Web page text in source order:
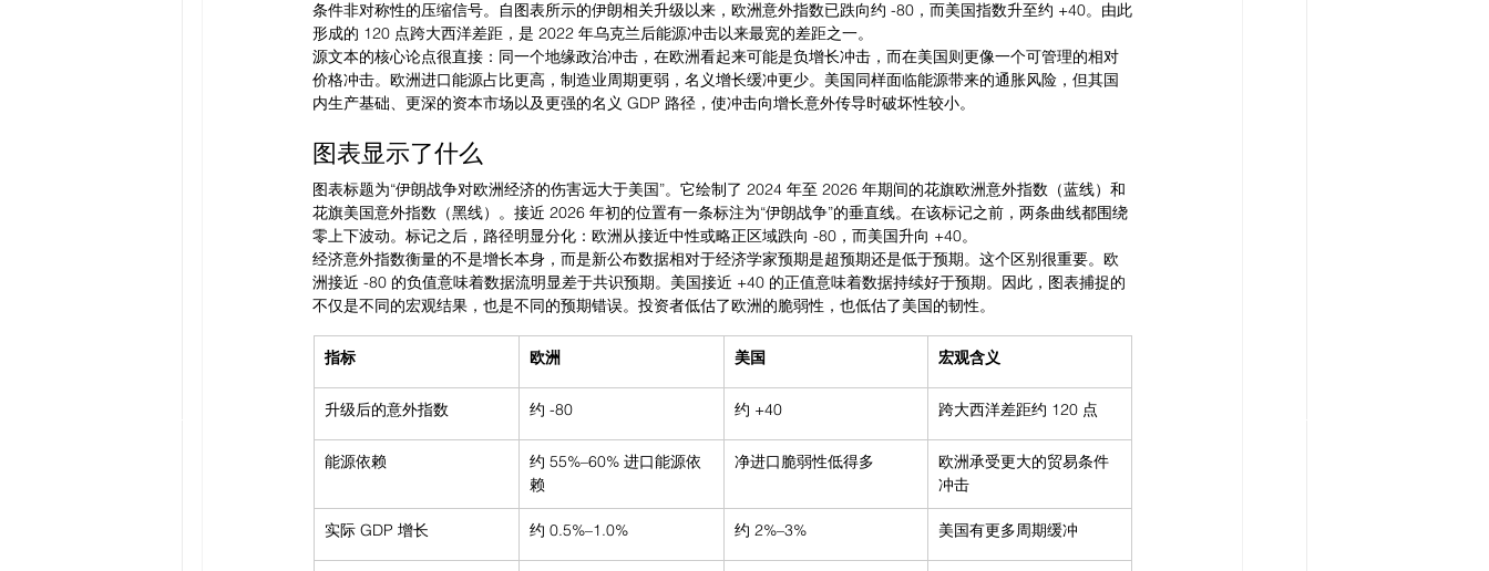
条件非对称性的压缩信号。自图表所示的伊朗相关升级以来，欧洲意外指数已跌向约 -80，而美国指数升至约 +40。由此
形成的 120 点跨大西洋差距，是 2022 年乌克兰后能源冲击以来最宽的差距之一。
源文本的核心论点很直接：同一个地缘政治冲击，在欧洲看起来可能是负增长冲击，而在美国则更像一个可管理的相对
价格冲击。欧洲进口能源占比更高，制造业周期更弱，名义增长缓冲更少。美国同样面临能源带来的通胀风险，但其国
内生产基础、更深的资本市场以及更强的名义 GDP 路径，使冲击向增长意外传导时破坏性较小。
图表显示了什么
图表标题为“伊朗战争对欧洲经济的伤害远大于美国”。它绘制了 2024 年至 2026 年期间的花旗欧洲意外指数（蓝线）和
花旗美国意外指数（黑线）。接近 2026 年初的位置有一条标注为“伊朗战争”的垂直线。在该标记之前，两条曲线都围绕
零上下波动。标记之后，路径明显分化：欧洲从接近中性或略正区域跌向 -80，而美国升向 +40。
经济意外指数衡量的不是增长本身，而是新公布数据相对于经济学家预期是超预期还是低于预期。这个区别很重要。欧
洲接近 -80 的负值意味着数据流明显差于共识预期。美国接近 +40 的正值意味着数据持续好于预期。因此，图表捕捉的
不仅是不同的宏观结果，也是不同的预期错误。投资者低估了欧洲的脆弱性，也低估了美国的韧性。
指标 欧洲 美国 宏观含义
升级后的意外指数 约 -80 约 +40 跨大西洋差距约 120 点
能源依赖
约 55%–60% 进口能源依
赖
净进口脆弱性低得多
欧洲承受更大的贸易条件
冲击
实际 GDP 增长 约 0.5%–1.0% 约 2%–3% 美国有更多周期缓冲